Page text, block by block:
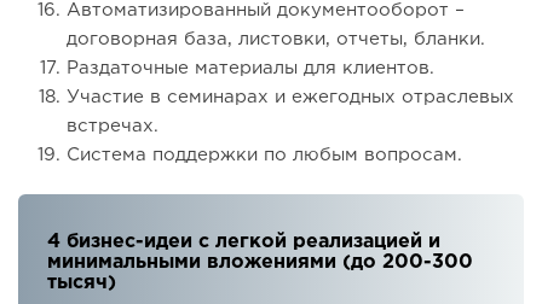
Автоматизированный документооборот –
договорная база, листовки, отчеты, бланки.
Раздаточные материалы для клиентов.
Участие в семинарах и ежегодных отраслевых
встречах.
Система поддержки по любым вопросам.
4 бизнес-идеи с легкой реализацией и
минимальными вложениями (до 200-300
тысяч)